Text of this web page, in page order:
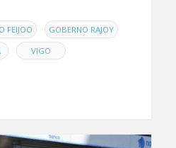
FEIJOO , GOBERNO RAJOY ,
, VIGO